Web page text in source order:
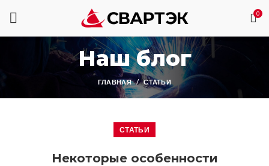
0
Наш блог
ГЛАВНАЯ СТАТЬИ
СТАТЬИ
Некоторые особенности